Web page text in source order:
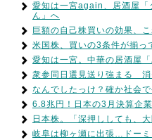
愛知は一宮again、居酒屋「
ん」へ
巨額の自己株買いの効果、
米国株、買いの3条件が揃っ
愛知は一宮。中華の居酒屋
衆参同日選見送り強まる 消
なんでしたっけ？確か社会
6.8兆円！日本の3月決算企
日本株。「深押ししても、
岐阜は柳ヶ瀬に出張…ドーミ